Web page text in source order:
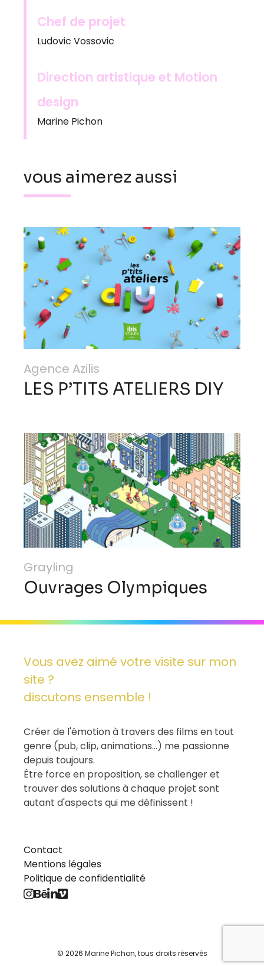
Chef de projet
Ludovic Vossovic
Direction artistique et Motion
design
Marine Pichon
vous aimerez aussi
Agence Azilis
LES P’TITS ATELIERS DIY
Grayling
Ouvrages Olympiques
Vous avez aimé votre visite sur mon
site ?
discutons ensemble !
Créer de l'émotion à travers des films en tout
genre (pub, clip, animations...) me passionne
depuis toujours.
Être force en proposition, se challenger et
trouver des solutions à chaque projet sont
autant d'aspects qui me définissent !
Contact
Mentions légales
Politique de confidentialité
© 2026 Marine Pichon, tous droits réservés